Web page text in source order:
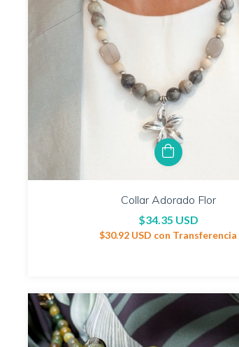
Collar Adorado Flor
$34.35 USD
$30.92 USD con Transferencia